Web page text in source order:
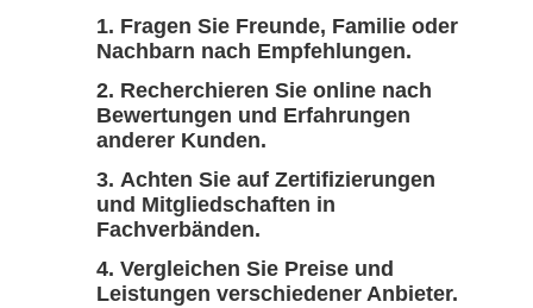
Fragen Sie Freunde, Familie oder
Nachbarn nach Empfehlungen.
Recherchieren Sie online nach
Bewertungen und Erfahrungen
anderer Kunden.
Achten Sie auf Zertifizierungen
und Mitgliedschaften in
Fachverbänden.
Vergleichen Sie Preise und
Leistungen verschiedener Anbieter.